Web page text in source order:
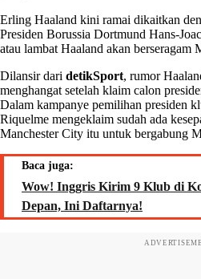
Erling Haaland kini ramai dikaitkan
Presiden Borussia Dortmund Hans-
atau lambat Haaland akan berseragam
Dilansir dari detikSport, rumor
menghangat setelah klaim calon
Dalam kampanye pemilihan presiden
Riquelme mengeklaim sudah ada
Manchester City itu untuk bergabung
Baca juga:
Wow! Inggris Kirim 9 Klub di
Depan, Ini Daftarnya!